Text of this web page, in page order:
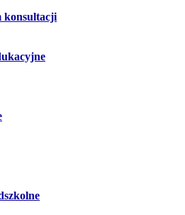
konsultacji